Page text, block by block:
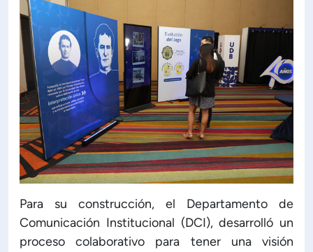
Para su construcción, el Departamento de
Comunicación Institucional (DCI), desarrolló un
proceso colaborativo para tener una visión